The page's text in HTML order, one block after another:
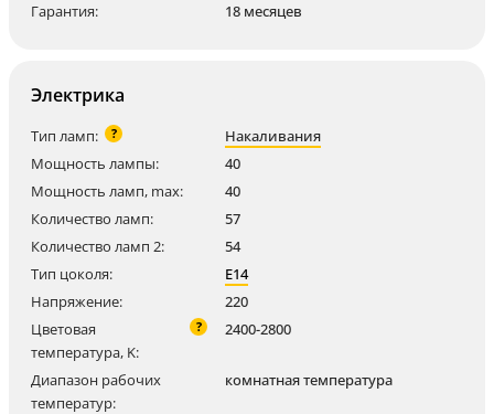
Гарантия: 18 месяцев
Электрика
Тип ламп: ?
Накаливания
Мощность лампы:
40
Мощность ламп, max:
40
Количество ламп:
57
Количество ламп 2:
54
Тип цоколя:
E14
Напряжение:
220
Цветовая
температура, K:
? 2400-2800
Диапазон рабочих
температур:
комнатная температура